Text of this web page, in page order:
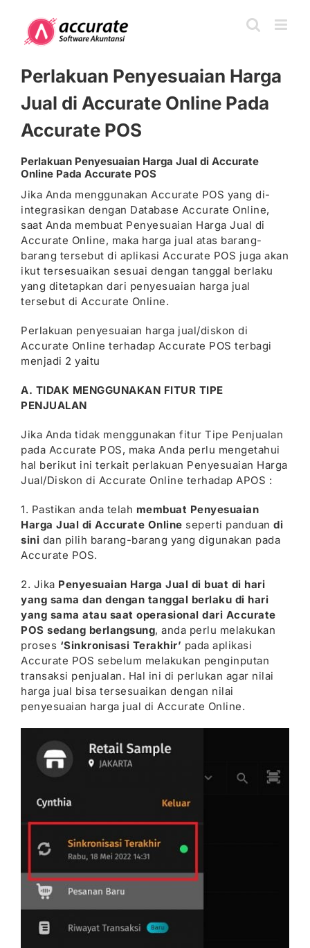
content
Perlakuan Penyesuaian Harga
Jual di Accurate Online Pada
Accurate POS
Perlakuan Penyesuaian Harga Jual di Accurate
Online Pada Accurate POS
Jika Anda menggunakan Accurate POS yang di-
integrasikan dengan Database Accurate Online,
saat Anda membuat Penyesuaian Harga Jual di
Accurate Online, maka harga jual atas barang-
barang tersebut di aplikasi Accurate POS juga akan
ikut tersesuaikan sesuai dengan tanggal berlaku
yang ditetapkan dari penyesuaian harga jual
tersebut di Accurate Online.
Perlakuan penyesuaian harga jual/diskon di
Accurate Online terhadap Accurate POS terbagi
menjadi 2 yaitu
A. TIDAK MENGGUNAKAN FITUR TIPE
PENJUALAN
Jika Anda tidak menggunakan fitur Tipe Penjualan
pada Accurate POS, maka Anda perlu mengetahui
hal berikut ini terkait perlakuan Penyesuaian Harga
Jual/Diskon di Accurate Online terhadap APOS :
1. Pastikan anda telah membuat Penyesuaian
Harga Jual di Accurate Online seperti panduan di
sini dan pilih barang-barang yang digunakan pada
Accurate POS.
2. Jika Penyesuaian Harga Jual di buat di hari
yang sama dan dengan tanggal berlaku di hari
yang sama atau saat operasional dari Accurate
POS sedang berlangsung, anda perlu melakukan
proses ‘Sinkronisasi Terakhir’ pada aplikasi
Accurate POS sebelum melakukan penginputan
transaksi penjualan. Hal ini di perlukan agar nilai
harga jual bisa tersesuaikan dengan nilai
penyesuaian harga jual di Accurate Online.